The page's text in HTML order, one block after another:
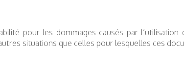
pour les dommages causés par
situations que celles pour lesquelles ces